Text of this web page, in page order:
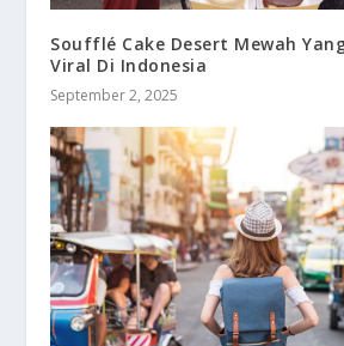
Soufflé Cake Desert Mewah
Viral Di Indonesia
September 2, 2025